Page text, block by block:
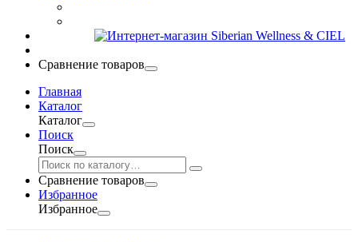
Сравнение товаров
Главная
Каталог
Каталог
Поиск
Поиск
Сравнение товаров
Избранное
Избранное